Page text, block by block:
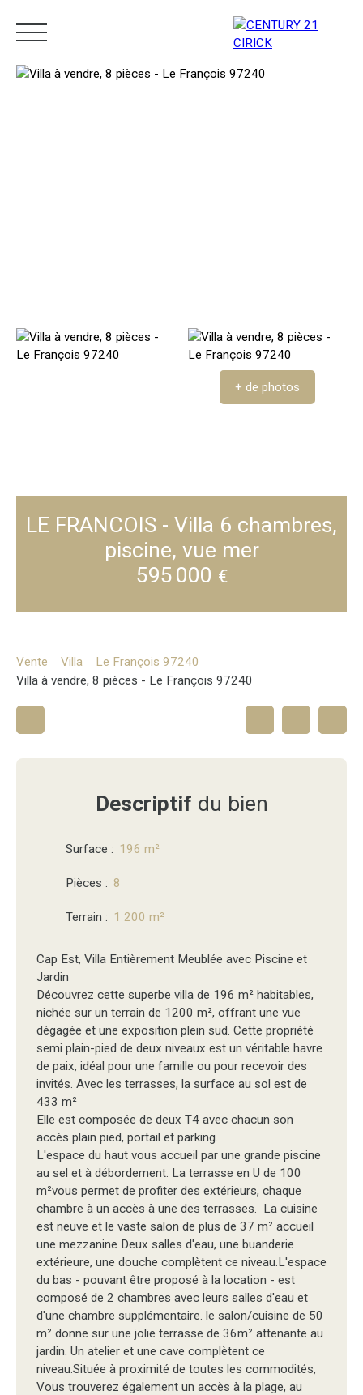
+ de photos
LE FRANCOIS - Villa 6 chambres,
piscine, vue mer
595 000 €
Vente Villa
Le François 97240
Villa à vendre, 8 pièces - Le François 97240
Descriptif du bien
Surface : 196 m²
Pièces : 8
Terrain : 1 200 m²
Cap Est, Villa Entièrement Meublée avec Piscine et
Jardin
Découvrez cette superbe villa de 196 m² habitables,
nichée sur un terrain de 1200 m², offrant une vue
dégagée et une exposition plein sud. Cette propriété
semi plain-pied de deux niveaux est un véritable havre
de paix, idéal pour une famille ou pour recevoir des
invités. Avec les terrasses, la surface au sol est de
433 m²
Elle est composée de deux T4 avec chacun son
accès plain pied, portail et parking.
L'espace du haut vous accueil par une grande piscine
au sel et à débordement. La terrasse en U de 100
m²vous permet de profiter des extérieurs, chaque
chambre à un accès à une des terrasses. La cuisine
est neuve et le vaste salon de plus de 37 m² accueil
une mezzanine Deux salles d'eau, une buanderie
extérieure, une douche complètent ce niveau.L'espace
du bas - pouvant être proposé à la location - est
composé de 2 chambres avec leurs salles d'eau et
d'une chambre supplémentaire. le salon/cuisine de 50
m² donne sur une jolie terrasse de 36m² attenante au
jardin. Un atelier et une cave complètent ce
niveau.Située à proximité de toutes les commodités,
Vous trouverez également un accès à la plage, au